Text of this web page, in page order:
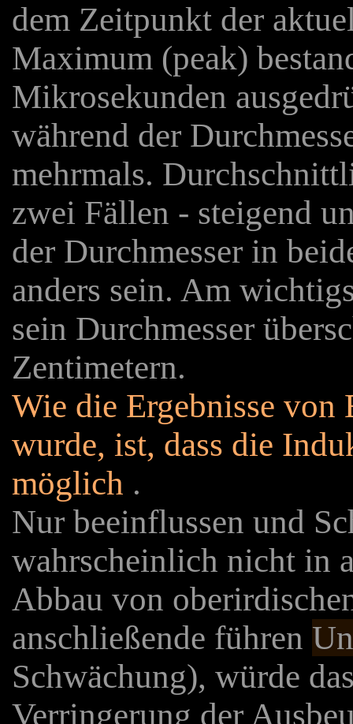
dem Zeitpunkt der
Maximum (peak)
Mikrosekunden
während der
mehrmals.
zwei Fällen - steigend
der Durchmesser in
anders sein. Am
sein Durchmesser
Zentimetern.
Wie die Ergebnisse von
wurde, ist, dass die
möglich .
Nur beeinflussen und
wahrscheinlich nicht in
Abbau von
anschließende führen
Schwächung), würde
Verringerung der